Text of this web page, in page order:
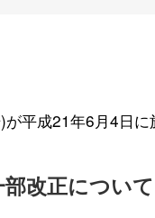
平成21年6月4日に
改正につい